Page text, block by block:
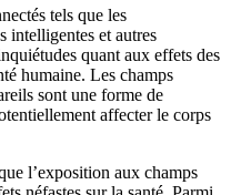
tels que les
intelligentes et autres
quant aux effets des
humaine. Les champs
sont une forme de
affecter le corps
l’exposition aux champs